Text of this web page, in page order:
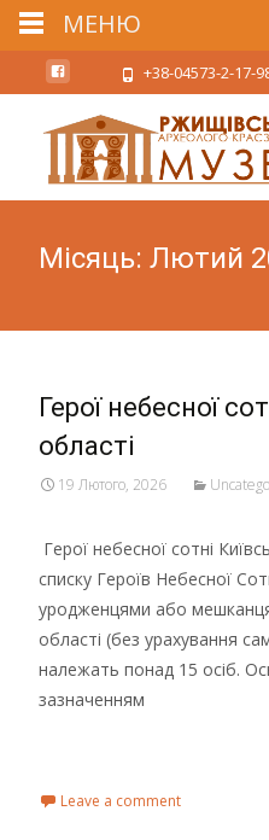
+38-04573-2-17-
Місяць: Лютий
Герої небесної
області
19 Лютого, 2026
Герої небесної сотні
списку Героїв Небесної
уродженцями або
області (без урахування
належать понад 15 осіб.
зазначенням
Leave a comment
МЕНЮ